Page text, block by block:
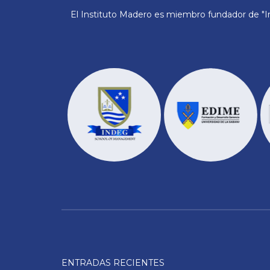
El Instituto Madero es miembro fundador de
ENTRADAS RECIENTES